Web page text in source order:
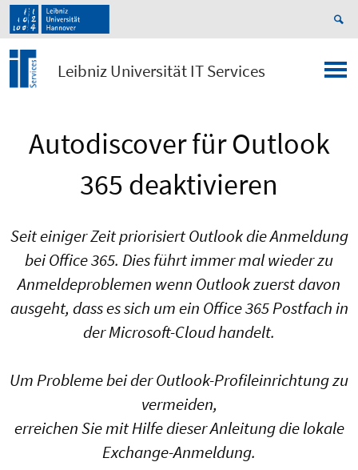
Leibniz Universität IT Services
Autodiscover für Outlook
365 deaktivieren
Seit einiger Zeit priorisiert Outlook die Anmeldung
bei Office 365. Dies führt immer mal wieder zu
Anmeldeproblemen wenn Outlook zuerst davon
ausgeht, dass es sich um ein Office 365 Postfach in
der Microsoft-Cloud handelt.
Um Probleme bei der Outlook-Profileinrichtung zu
vermeiden,
erreichen Sie mit Hilfe dieser Anleitung die lokale
Exchange-Anmeldung.